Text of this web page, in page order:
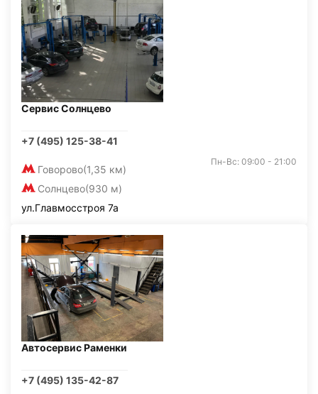
Сервис Солнцево
+7 (495) 125-38-41
Говорово(1,35 км)
Солнцево(930 м)
Пн-Вс: 09:00 - 21:00
ул.Главмосстроя 7а
Автосервис Раменки
+7 (495) 135-42-87